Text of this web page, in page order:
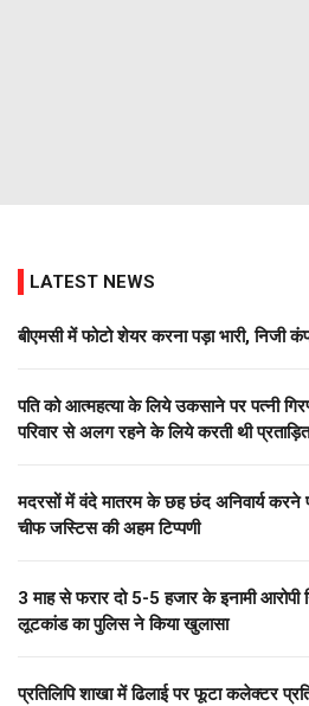
LATEST NEWS
बीएमसी में फोटो शेयर करना पड़ा भारी, निजी
पति को आत्महत्या के लिये उकसाने पर पत्नी
परिवार से अलग रहने के लिये करती थी प्रताड़ित
मदरसों में वंदे मातरम के छह छंद अनिवार्य करने
चीफ जस्टिस की अहम टिप्पणी
3 माह से फरार दो ₹5-5 हजार के इनामी
लूटकांड का पुलिस ने किया खुलासा
प्रतिलिपि शाखा में ढिलाई पर फूटा कलेक्टर